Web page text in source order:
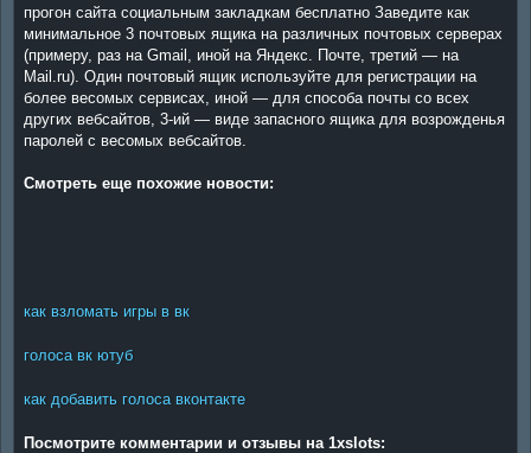
прогон сайта социальным закладкам бесплатно Заведите как
минимальное 3 почтовых ящика на различных почтовых серверах
(примеру, раз на Gmail, иной на Яндекс. Почте, третий — на
Mail.ru). Один почтовый ящик используйте для регистрации на
более весомых сервисах, иной — для способа почты со всех
других вебсайтов, 3-ий — виде запасного ящика для возрожденья
паролей с весомых вебсайтов.
Смотреть еще похожие новости:
как взломать игры в вк
голоса вк ютуб
как добавить голоса вконтакте
Посмотрите комментарии и отзывы на 1xslots: